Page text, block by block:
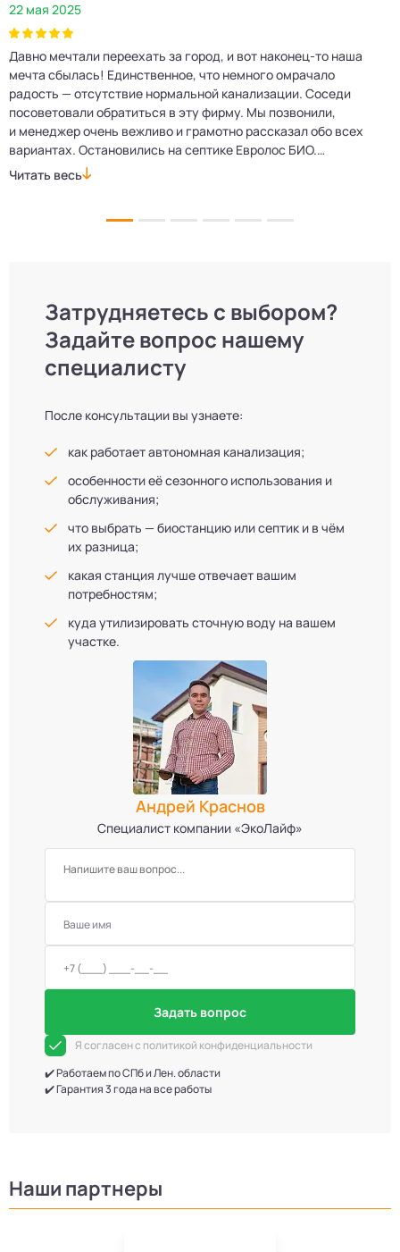
22 мая 2025
Давно мечтали переехать за город, и вот наконец‑то наша
мечта сбылась! Единственное, что немного омрачало
радость — отсутствие нормальной канализации. Соседи
посоветовали обратиться в эту фирму. Мы позвонили,
и менеджер очень вежливо и грамотно рассказал обо всех
вариантах. Остановились на септике Евролос БИО.
Монтажники приехали вовремя, установили всё быстро
Читать весь
Затрудняетесь с выбором?
Задайте вопрос нашему
специалисту
После консультации вы узнаете:
как работает автономная канализация;
особенности её сезонного использования и
обслуживания;
что выбрать — биостанцию или септик и в чём
их разница;
какая станция лучше отвечает вашим
потребностям;
куда утилизировать сточную воду на вашем
участке.
Андрей Краснов
Специалист компании «ЭкоЛайф»
Задать вопрос
Я согласен с политикой конфиденциальности
✔️ Работаем по СПб и Лен. области
✔️ Гарантия 3 года на все работы
Наши партнеры